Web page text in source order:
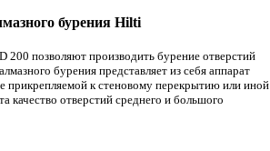
бурения Hilti
позволяют производить бурение отверстий
бурения представляет из себя аппарат
прикрепляемой к стеновому перекрытию или иной
качество отверстий среднего и большого